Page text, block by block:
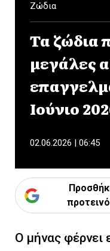
Ζώδια
Τα ζώδια
μεγάλες
Ιούνιο
02.06.2026 | 06:45
Ο μήνας φέρνει